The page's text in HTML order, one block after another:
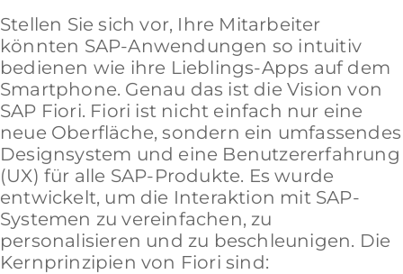
Stellen Sie sich vor, Ihre Mitarbeiter
könnten SAP-Anwendungen so intuitiv
bedienen wie ihre Lieblings-Apps auf dem
Smartphone. Genau das ist die Vision von
SAP Fiori. Fiori ist nicht einfach nur eine
neue Oberfläche, sondern ein umfassendes
Designsystem und eine Benutzererfahrung
(UX) für alle SAP-Produkte. Es wurde
entwickelt, um die Interaktion mit SAP-
Systemen zu vereinfachen, zu
personalisieren und zu beschleunigen. Die
Kernprinzipien von Fiori sind: